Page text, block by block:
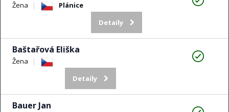
Žena
Plánice
Detaily
Baštařová Eliška
Žena
Detaily
Bauer Jan